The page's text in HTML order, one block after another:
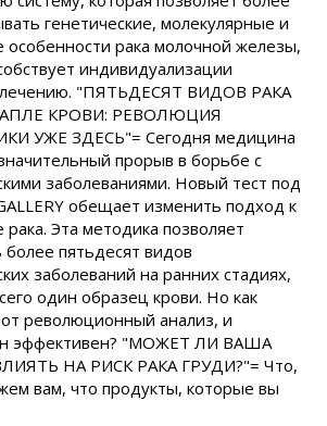
генетические, молекулярные и
особенности рака молочной железы,
индивидуализации
лечению. "ПЯТЬДЕСЯТ ВИДОВ РАКА
КРОВИ: РЕВОЛЮЦИЯ
УЖЕ ЗДЕСЬ"= Сегодня медицина
прорыв в борьбе с
заболеваниями. Новый тест под
обещает изменить подход к
рака. Эта методика позволяет
пятьдесят видов
заболеваний на ранних стадиях,
один образец крови. Но как
революционный анализ, и
эффективен? "МОЖЕТ ЛИ ВАША
НА РИСК РАКА ГРУДИ?"= Что,
вам, что продукты, которые вы